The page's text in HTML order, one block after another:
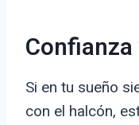
Si en tu sueño
con el halcón,